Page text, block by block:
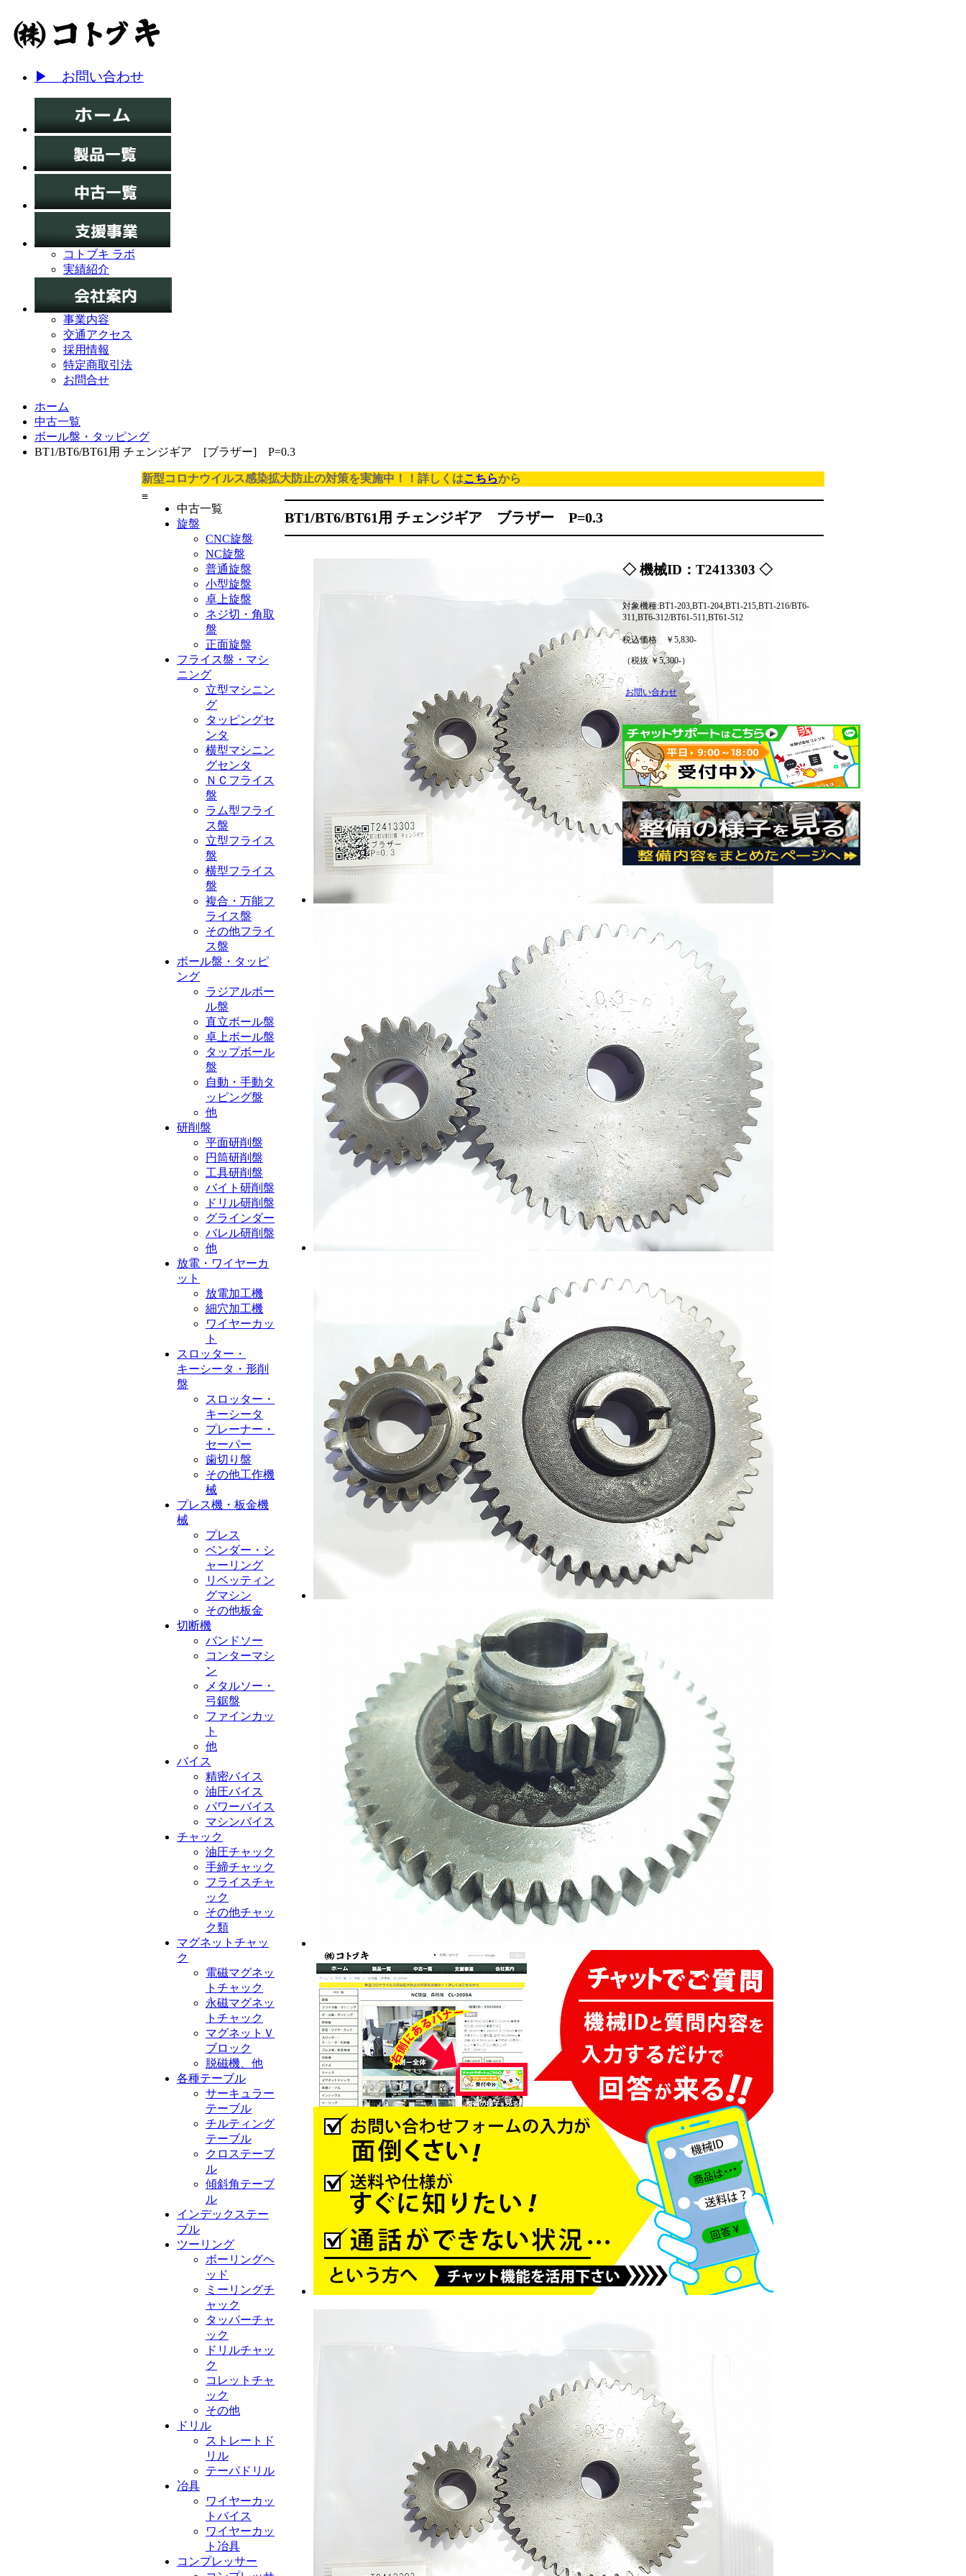
▶ お問い合わせ
コトブキ ラボ
実績紹介
事業内容
交通アクセス
採用情報
特定商取引法
お問合せ
ホーム
中古一覧
ボール盤・タッピング
BT1/BT6/BT61用 チェンジギア [ブラザー] P=0.3
新型コロナウイルス感染拡大防止の対策を実施中！！詳しくはこちらから
≡
中古一覧
旋盤
CNC旋盤
NC旋盤
普通旋盤
小型旋盤
卓上旋盤
ネジ切・角取
盤
正面旋盤
フライス盤・マシ
ニング
立型マシニン
グ
タッピングセ
ンタ
横型マシニン
グセンタ
ＮＣフライス
盤
ラム型フライ
ス盤
立型フライス
盤
横型フライス
盤
複合・万能フ
ライス盤
その他フライ
ス盤
ボール盤・タッピ
ング
ラジアルボー
ル盤
直立ボール盤
卓上ボール盤
タップボール
盤
自動・手動タ
ッピング盤
他
研削盤
平面研削盤
円筒研削盤
工具研削盤
バイト研削盤
ドリル研削盤
グラインダー
バレル研削盤
他
放電・ワイヤーカ
ット
放電加工機
細穴加工機
ワイヤーカッ
ト
スロッター・
キーシータ・形削
盤
スロッター・
キーシータ
プレーナー・
セーパー
歯切り盤
その他工作機
械
プレス機・板金機
械
プレス
ベンダー・シ
ャーリング
リベッティン
グマシン
その他板金
切断機
バンドソー
コンターマシ
ン
メタルソー・
弓鋸盤
ファインカッ
ト
他
バイス
精密バイス
油圧バイス
パワーバイス
マシンバイス
チャック
油圧チャック
手締チャック
フライスチャ
ック
その他チャッ
ク類
マグネットチャッ
ク
電磁マグネッ
トチャック
永磁マグネッ
トチャック
マグネットＶ
ブロック
脱磁機、他
各種テーブル
サーキュラー
テーブル
チルティング
テーブル
クロステーブ
ル
傾斜角テーブ
ル
インデックステー
ブル
ツーリング
ボーリングヘ
ッド
ミーリングチ
ャック
タッパーチャ
ック
ドリルチャッ
ク
コレットチャ
ック
その他
ドリル
ストレートド
リル
テーパドリル
冶具
ワイヤーカッ
トバイス
ワイヤーカッ
ト冶具
コンプレッサー
BT1/BT6/BT61用 チェンジギア ブラザー P=0.3
◇ 機械ID：T2413303 ◇
対象機種:BT1-203,BT1-204,BT1-215,BT1-216/BT6-
311,BT6-312/BT61-511,BT61-512
税込価格 ￥5,830-
（税抜 ￥5,300-）
お問い合わせ